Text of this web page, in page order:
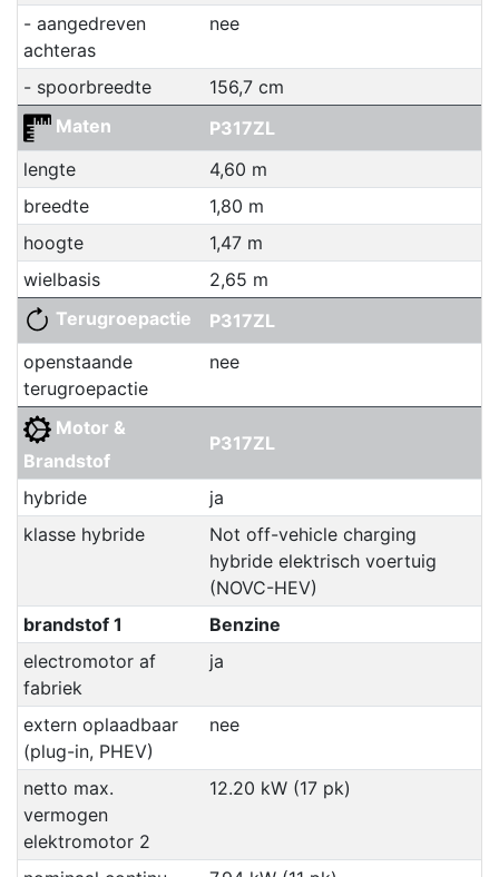
- aangedreven
achteras
nee
- spoorbreedte
156,7 cm
Maten
P317ZL
lengte
4,60 m
breedte
1,80 m
hoogte
1,47 m
wielbasis
2,65 m
Terugroepactie
P317ZL
openstaande
terugroepactie
nee
Motor &
Brandstof
P317ZL
hybride
ja
klasse hybride
Not off-vehicle charging
hybride elektrisch voertuig
(NOVC-HEV)
brandstof 1
Benzine
electromotor af
fabriek
ja
extern oplaadbaar
(plug-in, PHEV)
nee
netto max.
vermogen
elektromotor 2
12.20 kW (17 pk)